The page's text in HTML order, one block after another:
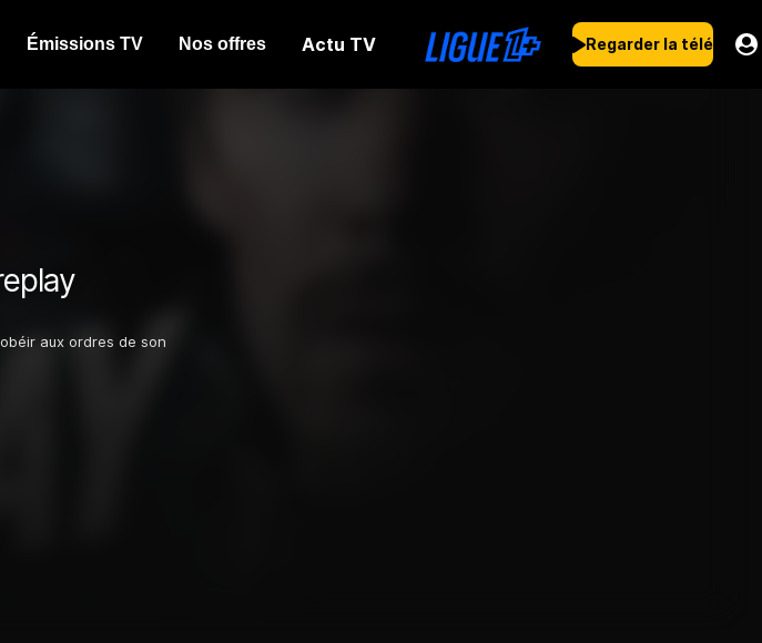
Émissions TV Nos offres Actu TV Regarder la télé
aux ordres de son